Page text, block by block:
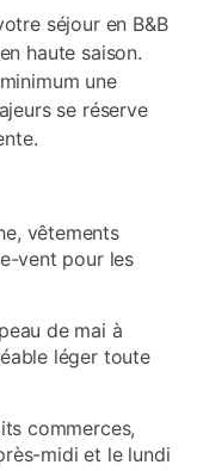
séjour en B&B
haute saison.
une
se réserve
vêtements
vent pour les
de mai à
léger toute
commerces,
midi et le lundi